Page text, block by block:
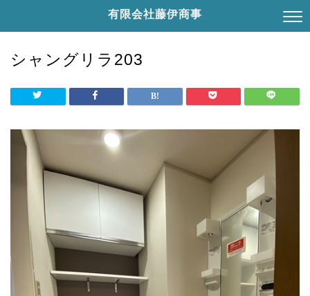
有限会社藤伊商事
シャングリラ203